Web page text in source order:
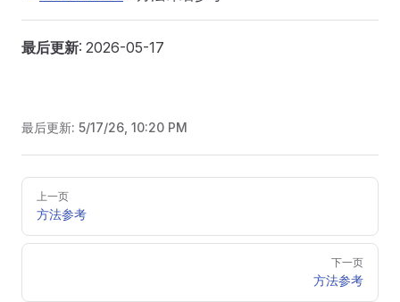
最后更新: 2026-05-17
最后更新: 5/17/26, 10:20 PM
Pager
上一页
方法参考
下一页
方法参考